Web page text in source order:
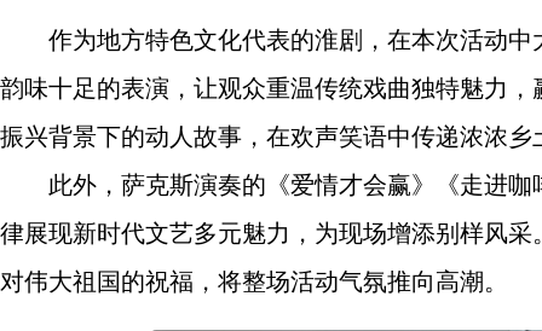
作为地方特色文化代表的淮剧，在本次活动
韵味十足的表演，让观众重温传统戏曲独特魅力
振兴背景下的动人故事，在欢声笑语中传递浓浓乡
此外，萨克斯演奏的《爱情才会赢》《走进
律展现新时代文艺多元魅力，为现场增添别样风
对伟大祖国的祝福，将整场活动气氛推向高潮。